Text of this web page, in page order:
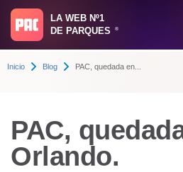
LA WEB Nº1
DE PARQUES
®
Inicio Blog PAC, quedada en...
PAC,
Orlando.